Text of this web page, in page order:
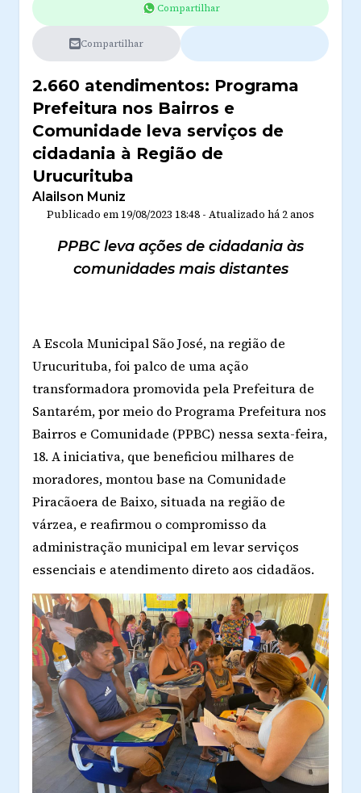
Compartilhar
Compartilhar
2.660 atendimentos: Programa
Prefeitura nos Bairros e
Comunidade leva serviços de
cidadania à Região de
Urucurituba
Alailson Muniz
Publicado em 19/08/2023 18:48 - Atualizado há 2 anos
PPBC leva ações de cidadania às
comunidades mais distantes
A Escola Municipal São José, na região de
Urucurituba, foi palco de uma ação
transformadora promovida pela Prefeitura de
Santarém, por meio do Programa Prefeitura nos
Bairros e Comunidade (PPBC) nessa sexta-feira,
18. A iniciativa, que beneficiou milhares de
moradores, montou base na Comunidade
Piracãoera de Baixo, situada na região de
várzea, e reafirmou o compromisso da
administração municipal em levar serviços
essenciais e atendimento direto aos cidadãos.